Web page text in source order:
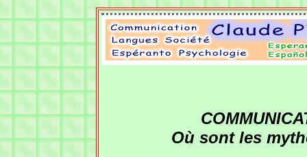
Où sont les